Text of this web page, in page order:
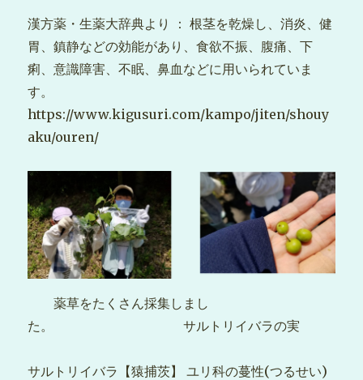
漢方薬・生薬大辞典より ： 根茎を乾燥し、消炎、健
胃、鎮静などの効能があり、食欲不振、腹痛、下
痢、意識障害、不眠、鼻血などに用いられていま
す。
https://www.kigusuri.com/kampo/jiten/shouy
aku/ouren/
薬草をたくさん採集しまし
た。 サルトリイバラの実
サルトリイバラ【猿捕茨】 ユリ科の蔓性(つるせい)